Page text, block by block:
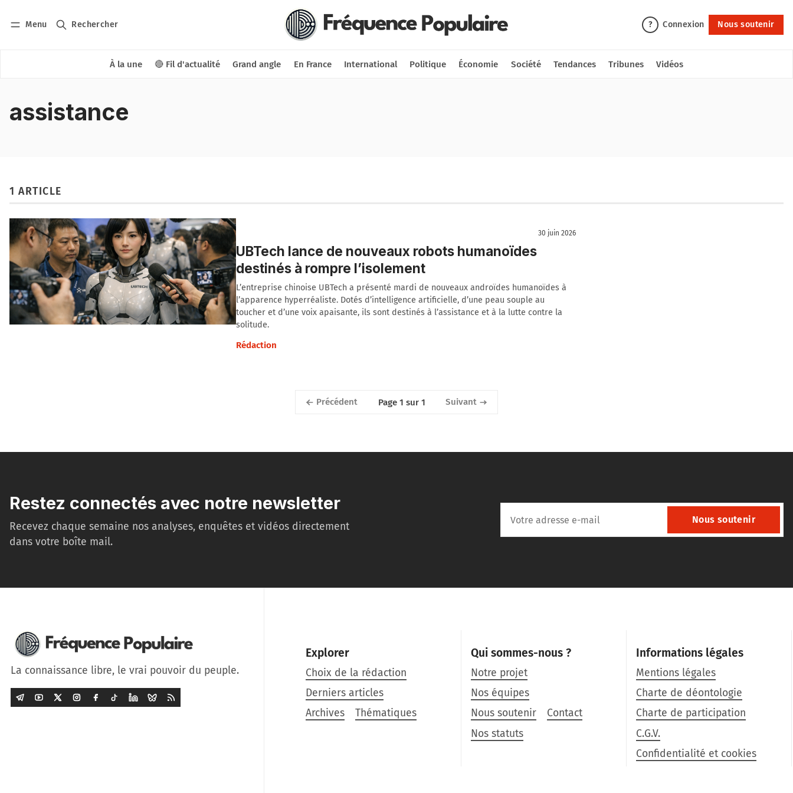
Menu Rechercher ? Connexion Nous soutenir
À la une 🔴 Fil d'actualité Grand angle En France International Politique Économie Société Tendances Tribunes Vidéos
Nous soutenir
assistance
1 ARTICLE
30 juin 2026
UBTech lance de nouveaux robots humanoïdes
destinés à rompre l’isolement
L’entreprise chinoise UBTech a présenté mardi de nouveaux androïdes humanoïdes à
l’apparence hyperréaliste. Dotés d’intelligence artificielle, d’une peau souple au
toucher et d’une voix apaisante, ils sont destinés à l’assistance et à la lutte contre la
solitude.
Rédaction
Précédent Page 1 sur 1 Suivant
Restez connectés avec notre newsletter
Recevez chaque semaine nos analyses, enquêtes et vidéos directement
dans votre boîte mail.
Nous soutenir
La connaissance libre, le vrai pouvoir du peuple.
Explorer
Choix de la rédaction
Derniers articles
Archives
Thématiques
Qui sommes-nous ?
Notre projet
Nos équipes
Nous soutenir
Contact
Nos statuts
Informations légales
Mentions légales
Charte de déontologie
Charte de participation
C.G.V.
Confidentialité et cookies